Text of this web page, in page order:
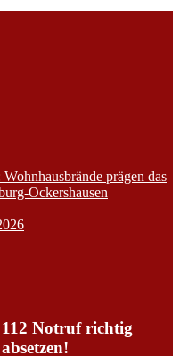
prägen das
Ockershausen
112 Notruf richtig
absetzen!